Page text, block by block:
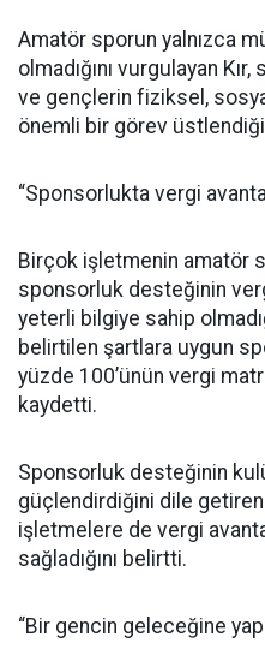
Amatör sporun yalnızca
olmadığını vurgulayan
ve gençlerin fiziksel,
önemli bir görev
“Sponsorlukta vergi
Birçok işletmenin amatör
sponsorluk desteğinin
yeterli bilgiye sahip
belirtilen şartlara uygun
yüzde 100’ünün vergi
kaydetti.
Sponsorluk desteğinin
güçlendirdiğini dile getiren
işletmelere de vergi
sağladığını belirtti.
“Bir gencin geleceğine